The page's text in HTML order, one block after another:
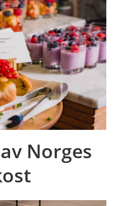
Norges